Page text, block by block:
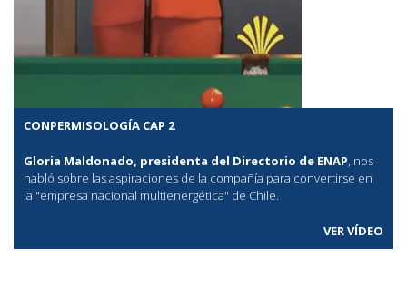
CONPERMISOLOGÍA CAP 2
Gloria Maldonado, presidenta del Directorio de ENAP, nos
habló sobre las aspiraciones de la compañía para convertirse en
la "empresa nacional multienergética" de Chile.
VER VÍDEO